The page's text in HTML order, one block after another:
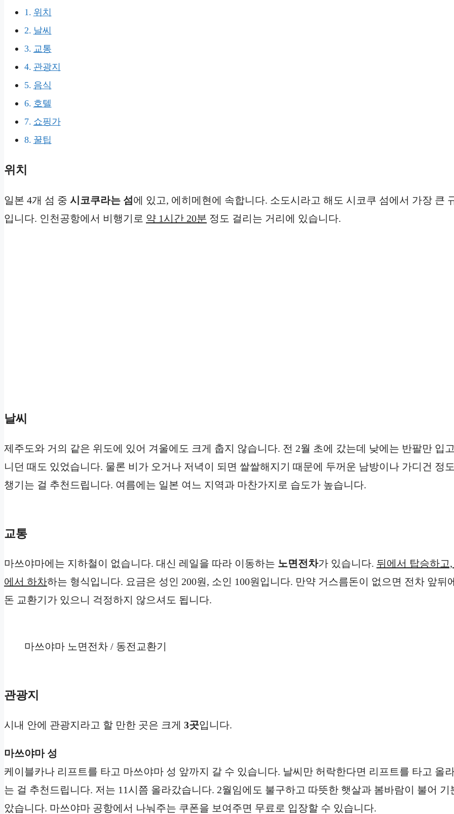
위치
날씨
교통
관광지
음식
호텔
쇼핑가
꿀팁
위치
일본 4개 섬 중 시코쿠라는 섬에 있고, 에히메현에 속합니다. 소도시라고 해도 시코쿠 섬에서 가장 큰
입니다. 인천공항에서 비행기로 약 1시간 20분 정도 걸리는 거리에 있습니다.
날씨
제주도와 거의 같은 위도에 있어 겨울에도 크게 춥지 않습니다. 전 2월 초에 갔는데 낮에는 반팔만 입
니던 때도 있었습니다. 물론 비가 오거나 저녁이 되면 쌀쌀해지기 때문에 두꺼운 남방이나 가디건 정
챙기는 걸 추천드립니다. 여름에는 일본 여느 지역과 마찬가지로 습도가 높습니다.
교통
마쓰야마에는 지하철이 없습니다. 대신 레일을 따라 이동하는 노면전차가 있습니다. 뒤에서 탑승하고
에서 하차하는 형식입니다. 요금은 성인 200원, 소인 100원입니다. 만약 거스름돈이 없으면 전차 앞뒤
돈 교환기가 있으니 걱정하지 않으셔도 됩니다.
마쓰야마 노면전차 / 동전교환기
관광지
시내 안에 관광지라고 할 만한 곳은 크게 3곳입니다.
마쓰야마 성
케이블카나 리프트를 타고 마쓰야마 성 앞까지 갈 수 있습니다. 날씨만 허락한다면 리프트를 타고 올
는 걸 추천드립니다. 저는 11시쯤 올라갔습니다. 2월임에도 불구하고 따뜻한 햇살과 봄바람이 불어 기
았습니다. 마쓰야마 공항에서 나눠주는 쿠폰을 보여주면 무료로 입장할 수 있습니다.